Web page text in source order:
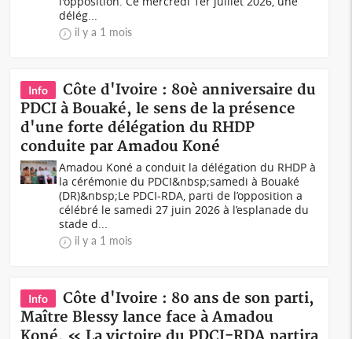
délég...
il y a 1 mois
Info
Côte d'Ivoire : 80è anniversaire du
PDCI à Bouaké, le sens de la présence
d'une forte délégation du RHDP
conduite par Amadou Koné
Amadou Koné a conduit la délégation du RHDP à
la cérémonie du PDCI&nbsp;samedi à Bouaké
(DR)&nbsp;Le PDCI-RDA, parti de l’opposition a
célébré le samedi 27 juin 2026 à l’esplanade du
stade d...
il y a 1 mois
Info
Côte d'Ivoire : 80 ans de son parti,
Maître Blessy lance face à Amadou